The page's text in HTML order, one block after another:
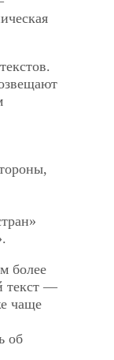
более
текст —
чаще
об